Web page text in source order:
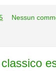
Nessun